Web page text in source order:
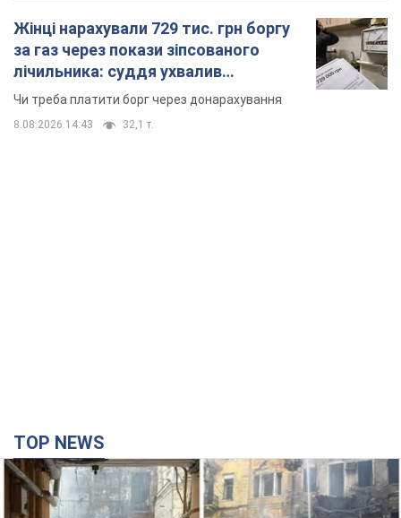
Жінці нарахували 729 тис. грн боргу
за газ через покази зіпсованого
лічильника: суддя ухвалив
неочікуване рішення
Чи треба платити борг через донарахування
8.08.2026 14:43 32,1 т.
TOP NEWS